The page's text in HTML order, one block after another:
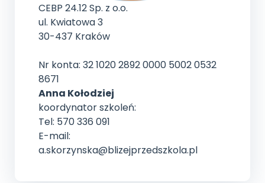
CEBP 24.12 Sp. z o.o.
ul. Kwiatowa 3
30-437 Kraków
Nr konta: 32 1020 2892 0000 5002 0532
8671
Anna Kołodziej
koordynator szkoleń:
Tel: 570 336 091
E-mail:
a.skorzynska@blizejprzedszkola.pl